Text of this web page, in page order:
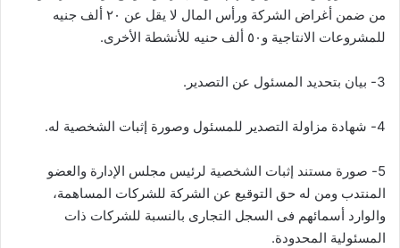
من ضمن أغراض الشركة ورأس المال لا يقل عن ٢٠ ألف جنيه
للمشروعات الانتاجية و٥٠ ألف حنيه للأنشطة الأخرى.
3- بيان بتحديد المسئول عن التصدير.
4- شهادة مزاولة التصدير للمسئول وصورة إثبات الشخصية له.
5- صورة مستند إثبات الشخصية لرئيس مجلس الإدارة والعضو
المنتدب ومن له حق التوقيع عن الشركة للشركات المساهمة،
والوارد أسمائهم فى السجل التجارى بالنسبة للشركات ذات
المسئولية المحدودة.